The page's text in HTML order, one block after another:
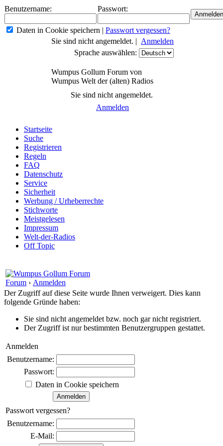
Benutzername: Passwort:
Daten in Cookie speichern | Passwort vergessen?
Sie sind nicht angemeldet. | Anmelden
Sprache auswählen:
Wumpus Gollum Forum von
Wumpus Welt der (alten) Radios
Sie sind nicht angemeldet.
Anmelden
Startseite
Suche
Registrieren
Regeln
FAQ
Datenschutz
Service
Sicherheit
Werbung / Urheberrechte
Stichworte
Meistgelesen
Impressum
Welt-der-Radios
Off Topic
Forum › Anmelden
Der Zugriff auf diese Seite wurde Ihnen verweigert. Dies kann
folgende Gründe haben:
Sie sind nicht angemeldet bzw. noch gar nicht registriert.
Der Zugriff ist nur bestimmten Benutzergruppen gestattet.
Anmelden
Benutzername:
Passwort:
Daten in Cookie speichern
Passwort vergessen?
Benutzername:
E-Mail: